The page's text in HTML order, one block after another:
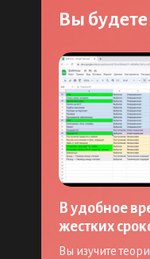
Вы изучите
В удобное
жестких
Вы будете